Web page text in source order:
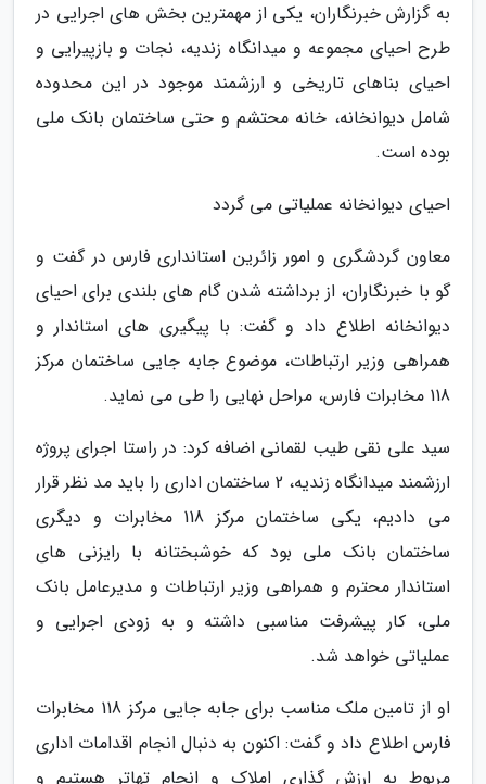
به گزارش خبرنگاران، یکی از مهمترین بخش های اجرایی در
طرح احیای مجموعه و میدانگاه زندیه، نجات و بازپیرایی و
احیای بناهای تاریخی و ارزشمند موجود در این محدوده
شامل دیوانخانه، خانه محتشم و حتی ساختمان بانک ملی
بوده است.
احیای دیوانخانه عملیاتی می گردد
معاون گردشگری و امور زائرین استانداری فارس در گفت و
گو با خبرنگاران، از برداشته شدن گام های بلندی برای احیای
دیوانخانه اطلاع داد و گفت: با پیگیری های استاندار و
همراهی وزیر ارتباطات، موضوع جابه جایی ساختمان مرکز
118 مخابرات فارس، مراحل نهایی را طی می نماید.
سید علی نقی طیب لقمانی اضافه کرد: در راستا اجرای پروژه
ارزشمند میدانگاه زندیه، 2 ساختمان اداری را باید مد نظر قرار
می دادیم، یکی ساختمان مرکز 118 مخابرات و دیگری
ساختمان بانک ملی بود که خوشبختانه با رایزنی های
استاندار محترم و همراهی وزیر ارتباطات و مدیرعامل بانک
ملی، کار پیشرفت مناسبی داشته و به زودی اجرایی و
عملیاتی خواهد شد.
او از تامین ملک مناسب برای جابه جایی مرکز 118 مخابرات
فارس اطلاع داد و گفت: اکنون به دنبال انجام اقدامات اداری
مربوط به ارزش گذاری املاک و انجام تهاتر هستیم و